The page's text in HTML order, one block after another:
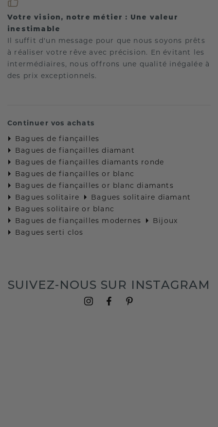
Votre vision, notre métier : Une valeur
inestimable
Il suffit d'un message pour que nous soyons prêts
à réaliser votre rêve avec précision. En évitant les
intermédiaires, nous offrons une qualité inégalée à
des prix exceptionnels.
Continuer vos achats
Bagues de fiançailles
Bagues de fiançailles diamant
Bagues de fiançailles diamants ronde
Bagues de fiançailles or blanc
Bagues de fiançailles or blanc diamants
Bagues solitaire
Bagues solitaire diamant
Bagues solitaire or blanc
Bagues de fiançailles modernes
Bijoux
Bagues serti clos
SUIVEZ-NOUS SUR INSTAGRAM